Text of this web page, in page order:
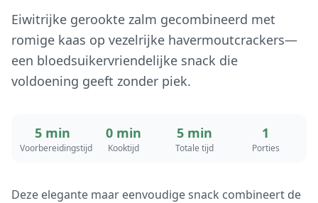
Eiwitrijke gerookte zalm gecombineerd met
romige kaas op vezelrijke havermoutcrackers—
een bloedsuikervriendelijke snack die
voldoening geeft zonder piek.
5 min
Voorbereidingstijd
0 min
Kooktijd
5 min
Totale tijd
1
Porties
Deze elegante maar eenvoudige snack combineert de